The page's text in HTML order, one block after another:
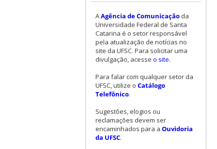
AAgência de Comunicaçãoda
Universidade Federal de Santa
Catarina é o setor responsável
pela atualização de notícias no
site da UFSC. Para solicitar uma
divulgação, acesse o site.
Para falar com qualquer setor da
UFSC, utilize o Catálogo
Telefônico.
Sugestões, elogios ou
reclamações devem ser
encaminhados para a Ouvidoria
da UFSC.